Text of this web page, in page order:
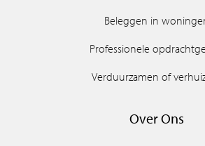
Beleggen in
Professionele
Verduurzamen of
Over Ons